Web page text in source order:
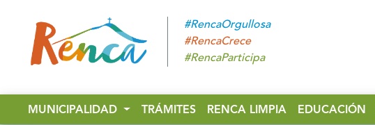
#RencaOrgullosa
#RencaCrece
#RencaParticipa
MUNICIPALIDAD TRÁMITES RENCA LIMPIA EDUCACIÓN